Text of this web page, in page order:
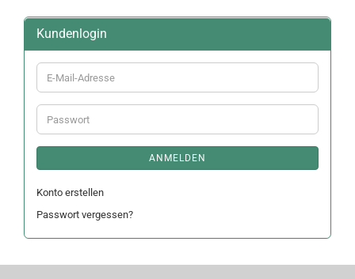
Kundenlogin
E-
Mail-
Adresse
Passwort
ANMELDEN
Konto erstellen
Passwort vergessen?